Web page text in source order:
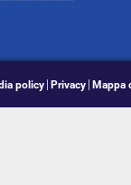
policy Privacy Mappa